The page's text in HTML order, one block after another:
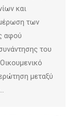
και
των
αφού
του
μεταξύ